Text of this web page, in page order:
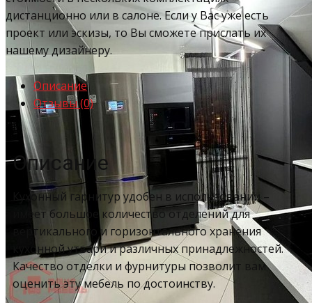
дистанционно или в салоне. Если у Вас уже есть
проект или эскизы, то Вы сможете прислать их
нашему дизайнеру.
Описание
Отзывы (0)
Описание
Кухонный гарнитур удобен в использовании –
имеет большое количество отделений для
вертикального и горизонтального хранения
кухонной утвари и различных принадлежностей.
Качество отделки и фурнитуры позволит вам
оценить эту мебель по достоинству.